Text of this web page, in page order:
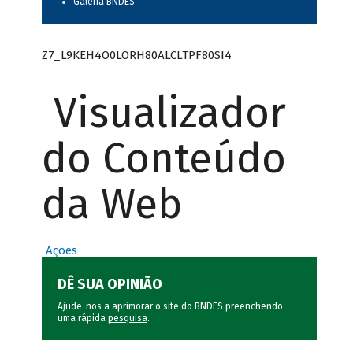
Z7_L9KEH4O0LORH80ALCLTPF80SI4
Visualizador
do Conteúdo
da Web
Ações
DÊ SUA OPINIÃO
Ajude-nos a aprimorar o site do BNDES preenchendo
uma rápida pesquisa.